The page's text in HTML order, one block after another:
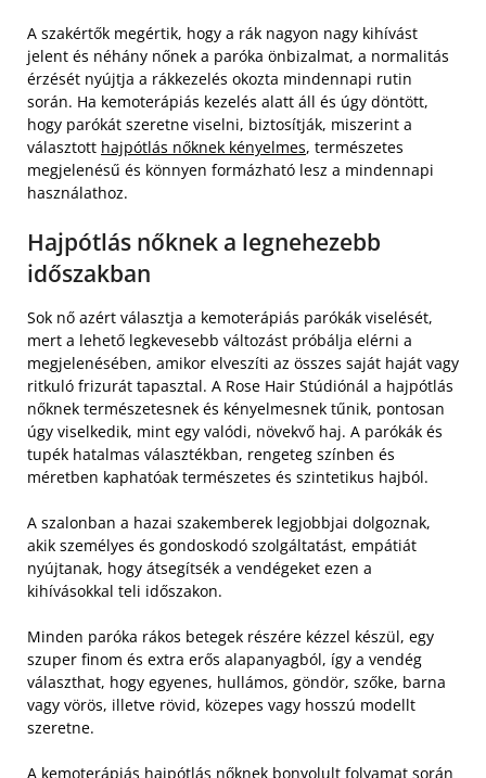
‍A szakértők megértik, hogy a rák nagyon nagy kihívást
jelent és néhány nőnek a paróka önbizalmat, a normalitás
érzését nyújtja a rákkezelés okozta mindennapi rutin
során. Ha kemoterápiás kezelés alatt áll és úgy döntött,
hogy parókát szeretne viselni, biztosítják, miszerint a
választott hajpótlás nőknek kényelmes, természetes
megjelenésű és könnyen formázható lesz a mindennapi
használathoz.
Hajpótlás nőknek a legnehezebb
időszakban
Sok nő azért választja a kemoterápiás parókák viselését,
mert a lehető legkevesebb változást próbálja elérni a
megjelenésében, amikor elveszíti az összes saját haját vagy
ritkuló frizurát tapasztal. A Rose Hair Stúdiónál a hajpótlás
nőknek természetesnek és kényelmesnek tűnik, pontosan
úgy viselkedik, mint egy valódi, növekvő haj. A parókák és
tupék hatalmas választékban, rengeteg színben és
méretben kaphatóak természetes és szintetikus hajból.
A szalonban a hazai szakemberek legjobbjai dolgoznak,
akik személyes és gondoskodó szolgáltatást, empátiát
nyújtanak, hogy átsegítsék a vendégeket ezen a
kihívásokkal teli időszakon.
Minden paróka rákos betegek részére kézzel készül, egy
szuper finom és extra erős alapanyagból, így a vendég
választhat, hogy egyenes, hullámos, göndör, szőke, barna
vagy vörös, illetve rövid, közepes vagy hosszú modellt
szeretne.
A kemoterápiás hajpótlás nőknek bonyolult folyamat során